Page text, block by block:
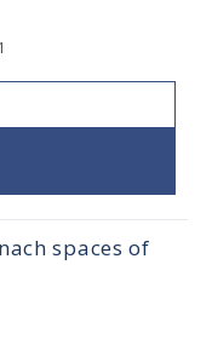
spaces of